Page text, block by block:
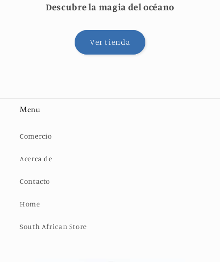
Descubre la magia del océano
Ver tienda
Menu
Comercio
Acerca de
Contacto
Home
South African Store